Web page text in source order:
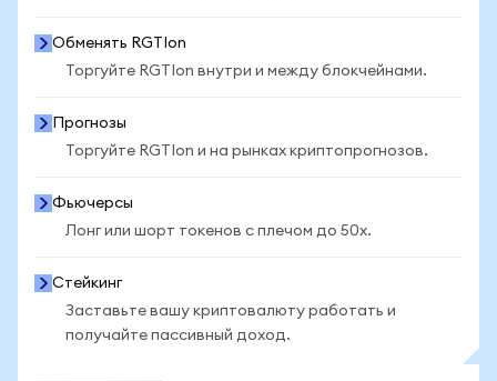
Обменять RGTIon
Торгуйте RGTIon внутри и между блокчейнами.
Прогнозы
Торгуйте RGTIon и на рынках криптопрогнозов.
Фьючерсы
Лонг или шорт токенов с плечом до 50x.
Стейкинг
Заставьте вашу криптовалюту работать и
получайте пассивный доход.